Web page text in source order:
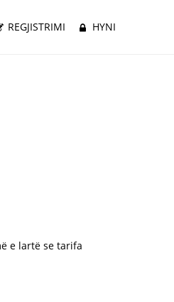
REGJISTRIMI HYNI
e lartë se tarifa